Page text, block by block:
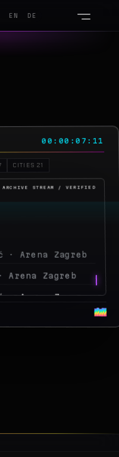
EN DE
00:00:10:22
CITIES 21
· Arena Zagreb
Arena Zagreb